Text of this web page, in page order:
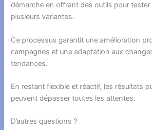
démarche en offrant des outils pour
plusieurs variantes.
Ce processus garantit une amélioration
campagnes et une adaptation aux
tendances.
En restant flexible et réactif, les résultats
peuvent dépasser toutes les attentes.
D’autres questions ?